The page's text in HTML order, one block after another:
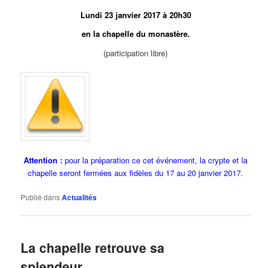
Lundi 23 janvier 2017 à 20h30
en la chapelle du monastère.
(participation libre)
Attention : pour la préparation ce cet événement, la crypte et la
chapelle seront fermées aux fidèles du 17 au 20 janvier 2017.
Publié dansActualités
La chapelle retrouve sa